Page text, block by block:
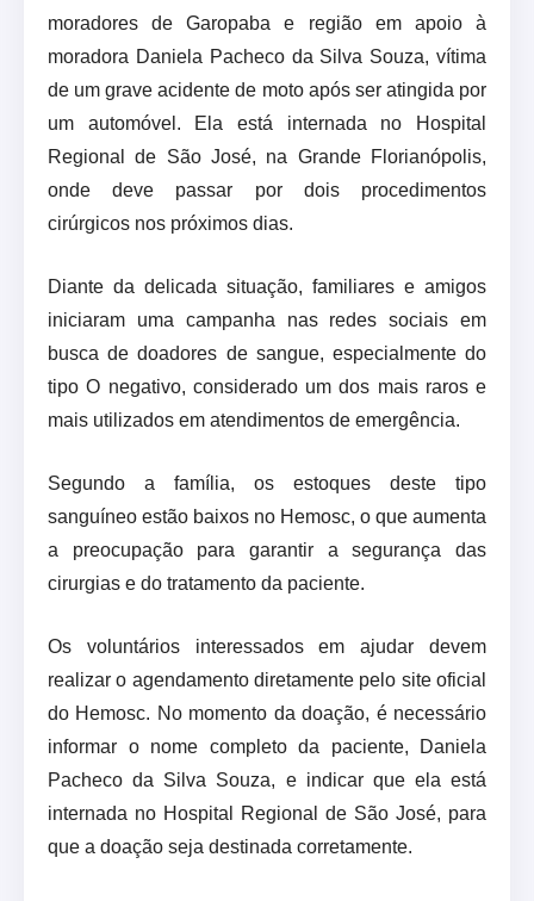
moradores de Garopaba e região em apoio à
moradora Daniela Pacheco da Silva Souza, vítima
de um grave acidente de moto após ser atingida por
um automóvel. Ela está internada no Hospital
Regional de São José, na Grande Florianópolis,
onde deve passar por dois procedimentos
cirúrgicos nos próximos dias.
Diante da delicada situação, familiares e amigos
iniciaram uma campanha nas redes sociais em
busca de doadores de sangue, especialmente do
tipo O negativo, considerado um dos mais raros e
mais utilizados em atendimentos de emergência.
Segundo a família, os estoques deste tipo
sanguíneo estão baixos no Hemosc, o que aumenta
a preocupação para garantir a segurança das
cirurgias e do tratamento da paciente.
Os voluntários interessados em ajudar devem
realizar o agendamento diretamente pelo site oficial
do Hemosc. No momento da doação, é necessário
informar o nome completo da paciente, Daniela
Pacheco da Silva Souza, e indicar que ela está
internada no Hospital Regional de São José, para
que a doação seja destinada corretamente.